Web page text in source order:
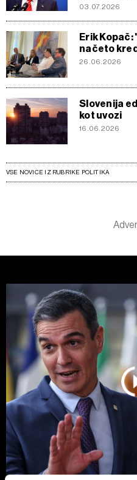
03.07.2026
Erik
načeto
26.06.2026
Slovenija
kot uvozi
16.06.2026
VSE NOVICE IZ RUBRIKE POLITIKA